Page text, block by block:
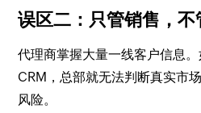
误区二：只管销售，不
代理商掌握大量一线客户信息
CRM，总部就无法判断真实市
风险。